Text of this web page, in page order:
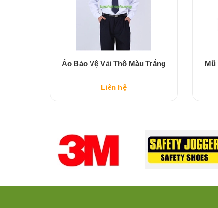
Áo Bảo Vệ Vải Thô Màu Trắng
Liên hệ
Mũ